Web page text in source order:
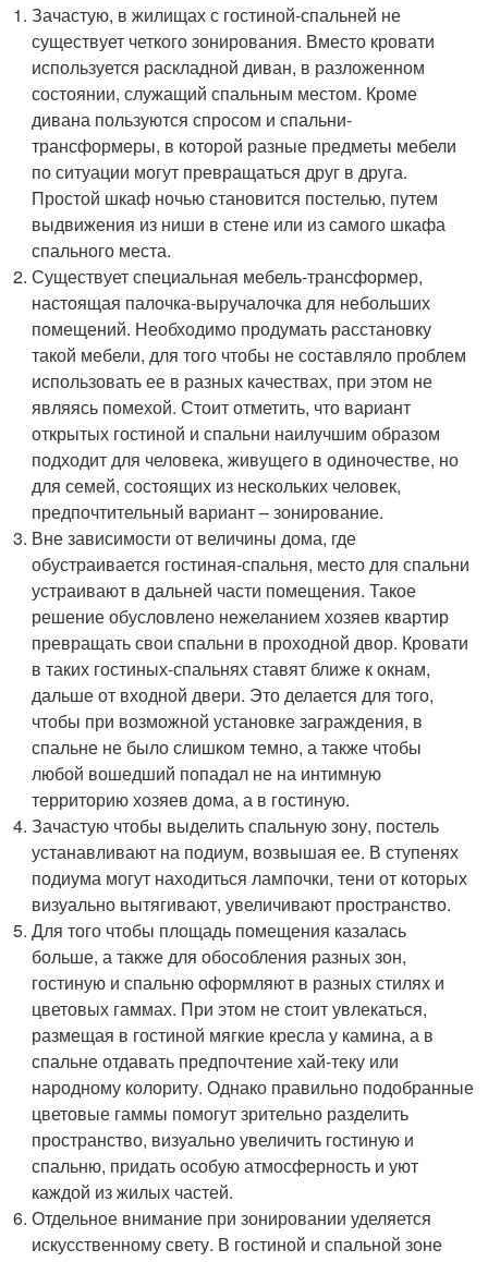
Зачастую, в жилищах с гостиной-спальней не
существует четкого зонирования. Вместо кровати
используется раскладной диван, в разложенном
состоянии, служащий спальным местом. Кроме
дивана пользуются спросом и спальни-
трансформеры, в которой разные предметы мебели
по ситуации могут превращаться друг в друга.
Простой шкаф ночью становится постелью, путем
выдвижения из ниши в стене или из самого шкафа
спального места.
Существует специальная мебель-трансформер,
настоящая палочка-выручалочка для небольших
помещений. Необходимо продумать расстановку
такой мебели, для того чтобы не составляло проблем
использовать ее в разных качествах, при этом не
являясь помехой. Стоит отметить, что вариант
открытых гостиной и спальни наилучшим образом
подходит для человека, живущего в одиночестве, но
для семей, состоящих из нескольких человек,
предпочтительный вариант – зонирование.
Вне зависимости от величины дома, где
обустраивается гостиная-спальня, место для спальни
устраивают в дальней части помещения. Такое
решение обусловлено нежеланием хозяев квартир
превращать свои спальни в проходной двор. Кровати
в таких гостиных-спальнях ставят ближе к окнам,
дальше от входной двери. Это делается для того,
чтобы при возможной установке заграждения, в
спальне не было слишком темно, а также чтобы
любой вошедший попадал не на интимную
территорию хозяев дома, а в гостиную.
Зачастую чтобы выделить спальную зону, постель
устанавливают на подиум, возвышая ее. В ступенях
подиума могут находиться лампочки, тени от которых
визуально вытягивают, увеличивают пространство.
Для того чтобы площадь помещения казалась
больше, а также для обособления разных зон,
гостиную и спальню оформляют в разных стилях и
цветовых гаммах. При этом не стоит увлекаться,
размещая в гостиной мягкие кресла у камина, а в
спальне отдавать предпочтение хай-теку или
народному колориту. Однако правильно подобранные
цветовые гаммы помогут зрительно разделить
пространство, визуально увеличить гостиную и
спальню, придать особую атмосферность и уют
каждой из жилых частей.
Отдельное внимание при зонировании уделяется
искусственному свету. В гостиной и спальной зоне